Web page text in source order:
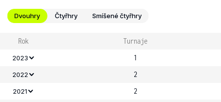
Dvouhry Čtyřhry Smíšené čtyřhry
Rok Turnaje
2023 1
2022 2
2021 2